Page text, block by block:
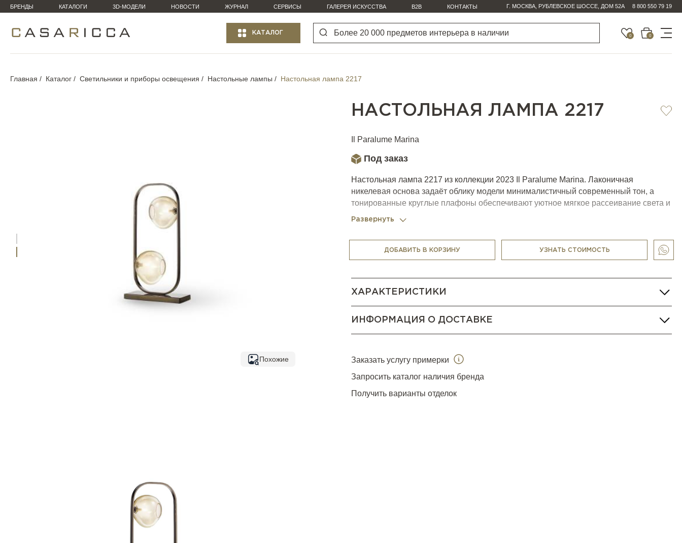
БРЕНДЫ КАТАЛОГИ 3D-МОДЕЛИ НОВОСТИ ЖУРНАЛ СЕРВИСЫ ГАЛЕРЕЯ ИСКУССТВА B2B КОНТАКТЫ Г. МОСКВА, РУБЛЕВСКОЕ ШОССЕ, ДОМ 52А 8 800 550 79 19
КАТАЛОГ 0 0
Главная Каталог Светильники и приборы освещения Настольные лампы Настольная лампа 2217
Похожие
НАСТОЛЬНАЯ ЛАМПА 2217
Il Paralume Marina
Под заказ
Настольная лампа 2217 из коллекции 2023 Il Paralume Marina. Лаконичная
никелевая основа задаёт облику модели минималистичный современный тон, а
тонированные круглые плафоны обеспечивают уютное мягкое рассеивание света и
создание тёплой атмосферы в интерьере. Интересный дизайн придаёт лампе
отличным декоративным элементом.
Развернуть
ДОБАВИТЬ В КОРЗИНУ УЗНАТЬ СТОИМОСТЬ
ХАРАКТЕРИСТИКИ
ИНФОРМАЦИЯ О ДОСТАВКЕ
Заказать услугу примерки
Запросить каталог наличия бренда
Получить варианты отделок